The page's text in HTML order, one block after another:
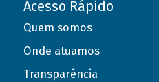
Acesso Rápido
Quem somos
Onde atuamos
Transparência